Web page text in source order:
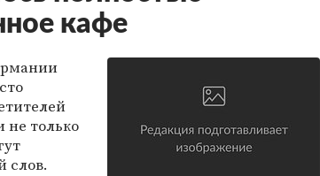
кафе
не только
слов.